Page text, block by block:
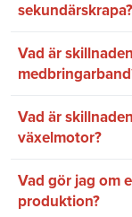
sekundärskrapa?
Vad är
Vad är
växelmotor?
Vad gör jag om
produktion?